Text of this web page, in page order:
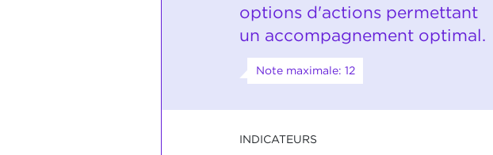
options d'actions permettant
un accompagnement optimal.
Note maximale: 12
INDICATEURS